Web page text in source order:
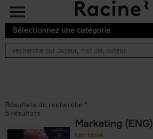
Aller au contenu principal
Sélectionnez une catégorie
Résultats de recherche ''
5 résultats
Marketing (ENG)
Igor Nowé